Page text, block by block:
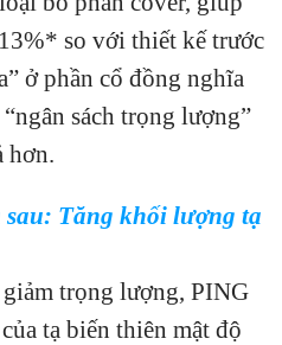
so với thiết kế trước
ở phần cổ đồng nghĩa
sách trọng lượng”
hơn.
Tăng khối lượng tạ
trọng lượng, PING
tạ biến thiên mật độ